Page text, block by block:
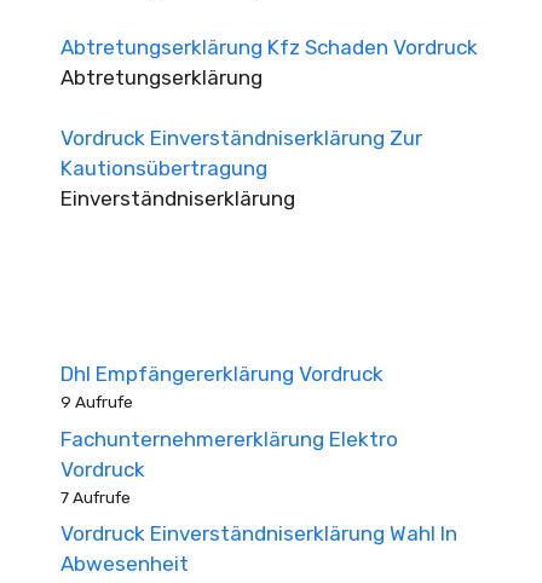
Abtretungserklärung Kfz Schaden Vordruck
Abtretungserklärung
Vordruck Einverständniserklärung Zur
Kautionsübertragung
Einverständniserklärung
Dhl Empfängererklärung Vordruck
9 Aufrufe
Fachunternehmererklärung Elektro
Vordruck
7 Aufrufe
Vordruck Einverständniserklärung Wahl In
Abwesenheit